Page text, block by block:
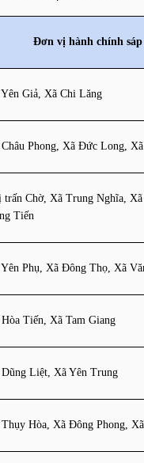
Đơn vị hành chính
Giả, Xã Chi Lăng
Phong, Xã Đức Long,
trấn Chờ, Xã Trung Nghĩa,
Tiến
Phụ, Xã Đông Thọ, Xã
Tiến, Xã Tam Giang
Liệt, Xã Yên Trung
Hòa, Xã Đông Phong,